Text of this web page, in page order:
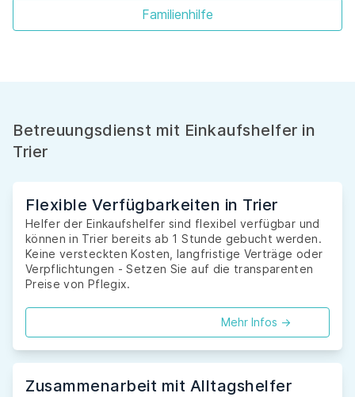
Familienhilfe
Betreuungsdienst mit Einkaufshelfer in
Trier
Flexible Verfügbarkeiten in Trier
Helfer der Einkaufshelfer sind flexibel verfügbar und
können in Trier bereits ab 1 Stunde gebucht werden.
Keine versteckten Kosten, langfristige Verträge oder
Verpflichtungen - Setzen Sie auf die transparenten
Preise von Pflegix.
Mehr Infos ->
Zusammenarbeit mit Alltagshelfer